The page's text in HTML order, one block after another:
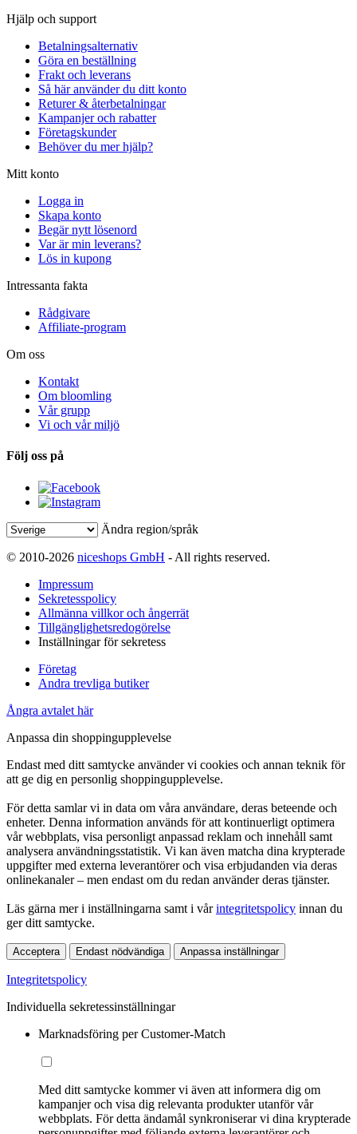
Hjälp och support
Betalningsalternativ
Göra en beställning
Frakt och leverans
Så här använder du ditt konto
Returer & återbetalningar
Kampanjer och rabatter
Företagskunder
Behöver du mer hjälp?
Mitt konto
Logga in
Skapa konto
Begär nytt lösenord
Var är min leverans?
Lös in kupong
Intressanta fakta
Rådgivare
Affiliate-program
Om oss
Kontakt
Om bloomling
Vår grupp
Vi och vår miljö
Följ oss på
Ändra region/språk
© 2010-2026 niceshops GmbH - All rights reserved.
Impressum
Sekretesspolicy
Allmänna villkor och ångerrät
Tillgänglighetsredogörelse
Inställningar för sekretess
Företag
Andra trevliga butiker
Ångra avtalet här
Anpassa din shoppingupplevelse
Endast med ditt samtycke använder vi cookies och annan teknik för
att ge dig en personlig shoppingupplevelse.
För detta samlar vi in data om våra användare, deras beteende och
enheter. Denna information används för att kontinuerligt optimera
vår webbplats, visa personligt anpassad reklam och innehåll samt
analysera användningsstatistik. Vi kan även matcha dina krypterade
uppgifter med externa leverantörer och visa erbjudanden via deras
onlinekanaler – men endast om du redan använder deras tjänster.
Läs gärna mer i inställningarna samt i vårintegritetspolicy innan du
ger ditt samtycke.
Acceptera Endast nödvändiga Anpassa inställningar
Integritetspolicy
Individuella sekretessinställningar
Marknadsföring per Customer-Match
Med ditt samtycke kommer vi även att informera dig om
kampanjer och visa dig relevanta produkter utanför vår
webbplats. För detta ändamål synkroniserar vi dina krypterade